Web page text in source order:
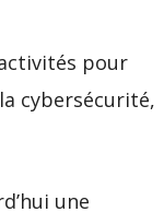
pour
cybersécurité,
une